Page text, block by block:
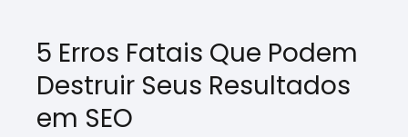
5 Erros Fatais Que Podem
Destruir Seus Resultados
em SEO